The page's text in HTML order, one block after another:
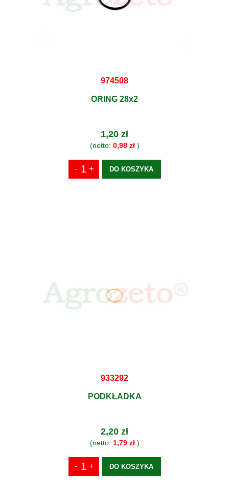
974508
ORING 28x2
1,20 zł
(netto: 0,98 zł)
DO KOSZYKA
933292
PODKŁADKA
2,20 zł
(netto: 1,79 zł)
DO KOSZYKA